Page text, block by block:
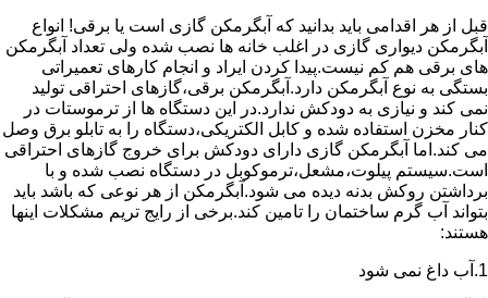
قبل از هر اقدامی باید بدانید که آبگرمکن گازی است یا برقی! انواع
آبگرمکن دیواری گازی در اغلب خانه ها نصب شده ولی تعداد آبگرمکن
های برقی هم کم نیست.پیدا کردن ایراد و انجام کارهای تعمیراتی
بستگی به نوع آبگرمکن دارد.آبگرمکن برقی،گازهای احتراقی تولید
نمی کند و نیازی به دودکش ندارد.در این دستگاه ها از ترموستات در
کنار مخزن استفاده شده و کابل الکتریکی،دستگاه را به تابلو برق وصل
می کند.اما آبگرمکن گازی دارای دودکش برای خروج گازهای احتراقی
است.سیستم پیلوت،مشعل،ترموکوبل در دستگاه نصب شده و با
برداشتن روکش بدنه دیده می شود.آبگرمکن از هر نوعی که باشد باید
بتواند آب گرم ساختمان را تامین کند.برخی از رایج تریم مشکلات اینها
هستند:
1.آب داغ نمی شود